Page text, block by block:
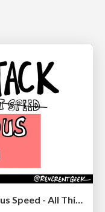
JAMstack: Web Apps at Ludicrous Speed - All Things Open 2022